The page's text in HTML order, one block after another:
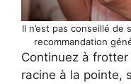
Il n’est pas conseillé
recommandation
Continuez à
racine à la pointe,